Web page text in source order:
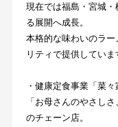
現在では福島・宮城・
る展開へ成長。
本格的な味わいのラ
リティで提供していま
・健康定食事業「菜々
「お母さんのやさし
のチェーン店。